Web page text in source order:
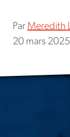
Par Meredith
20 mars 2025